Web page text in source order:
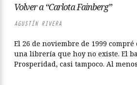
Volver a “Carlota Fainberg”
AGUSTÍN RIVERA
El 26 de noviembre de 1999
una librería que hoy no existe. El
Prosperidad, casi tampoco. Al